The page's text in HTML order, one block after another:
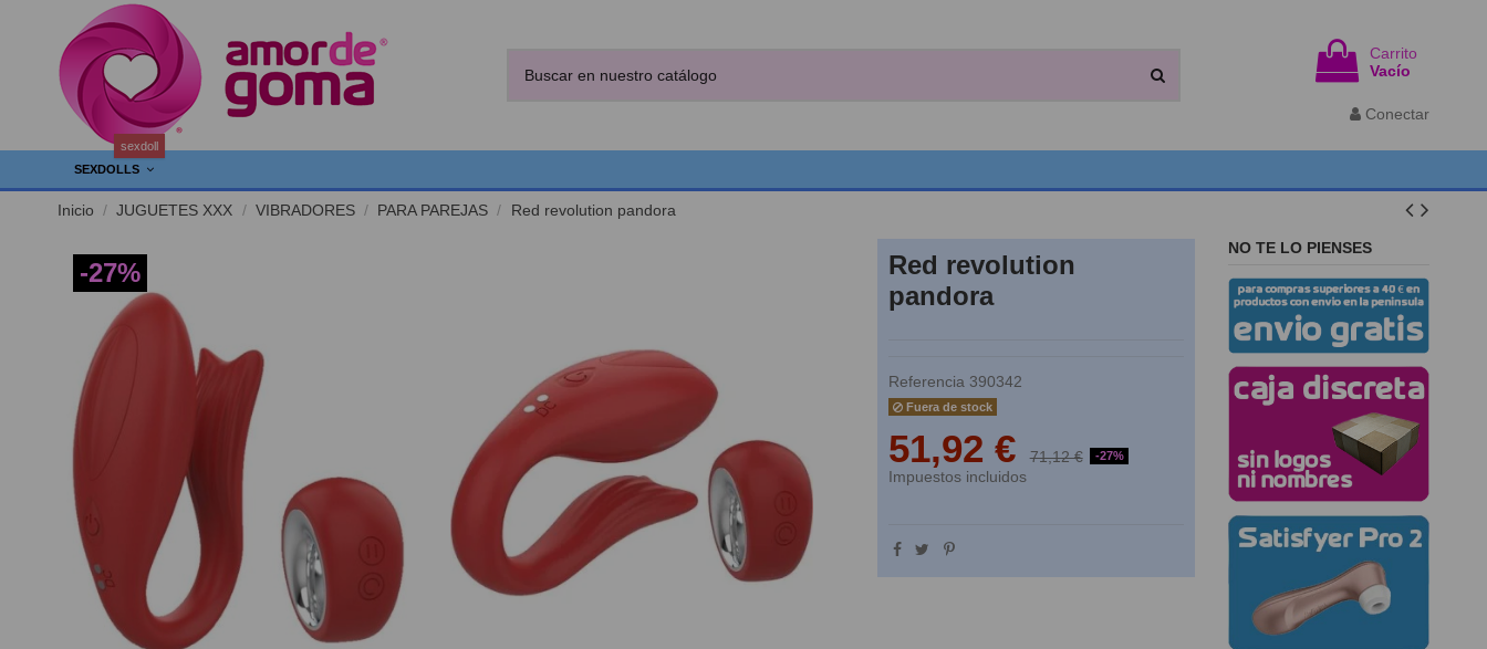
Carrito
Vacío
Conectar
SEXDOLLS
sexdoll
Inicio JUGUETES XXX VIBRADORES PARA PAREJAS Red revolution pandora
-27%
Red revolution
pandora
Referencia 390342
Fuera de stock
51,92 € 71,12 € -27%
Impuestos incluidos
NO TE LO PIENSES